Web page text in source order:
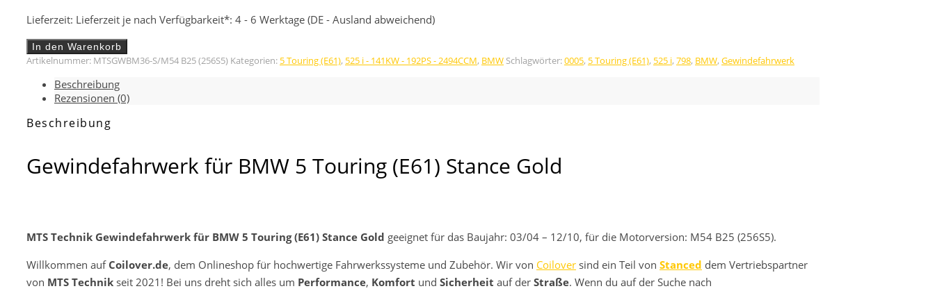
Lieferzeit: Lieferzeit je nach Verfügbarkeit*: 4 - 6 Werktage (DE - Ausland abweichend)
Gewindefahrwerk
für
Touring
Stance
Menge
In den Warenkorb
Artikelnummer: MTSGWBM36-S/M54 B25 (256S5) Kategorien: 5 Touring (E61), 525 i - 141KW - 192PS - 2494CCM, BMW Schlagwörter:0005, 5 Touring (E61), 525 i, 798, BMW, Gewindefahrwerk
Beschreibung
Rezensionen (0)
Beschreibung
Gewindefahrwerk für BMW 5 Touring (E61) Stance Gold
MTS Technik Gewindefahrwerk für BMW 5 Touring (E61) Stance Gold geeignet für das Baujahr: 03/04 – 12/10, für die Motorversion: M54 B25 (256S5).
Willkommen auf Coilover.de, dem Onlineshop für hochwertige Fahrwerkssysteme und Zubehör. Wir von Coilover sind ein Teil von Stanced dem Vertriebspartner
von MTS Technik seit 2021! Bei uns dreht sich alles um Performance, Komfort und Sicherheit auf der Straße. Wenn du auf der Suche nach